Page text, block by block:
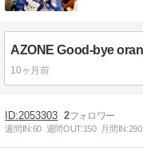
10ヶ月前
2053303 2
週間IN:60 週間OUT:150 月間IN:290